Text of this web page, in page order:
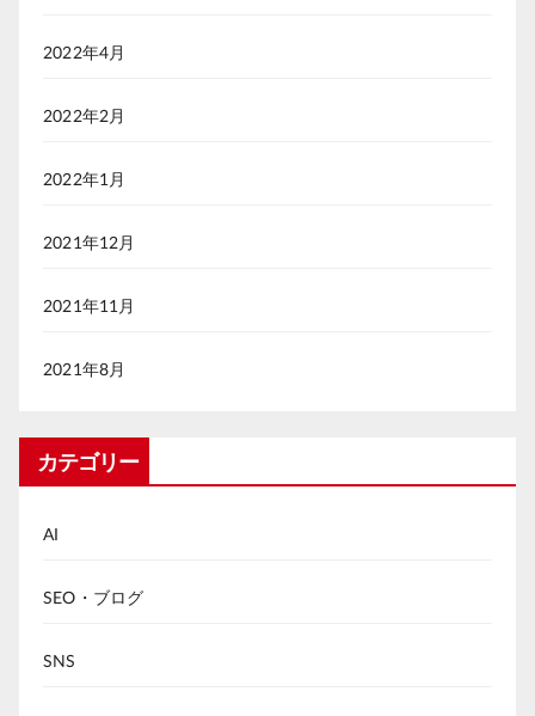
2022年4月
2022年2月
2022年1月
2021年12月
2021年11月
2021年8月
カテゴリー
AI
SEO・ブログ
SNS